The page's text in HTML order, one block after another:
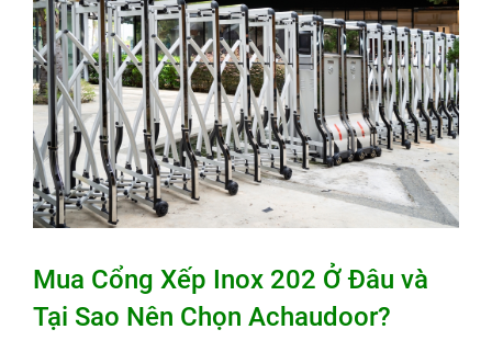
Mua Cổng Xếp Inox 202 Ở Đâu và
Tại Sao Nên Chọn Achaudoor?